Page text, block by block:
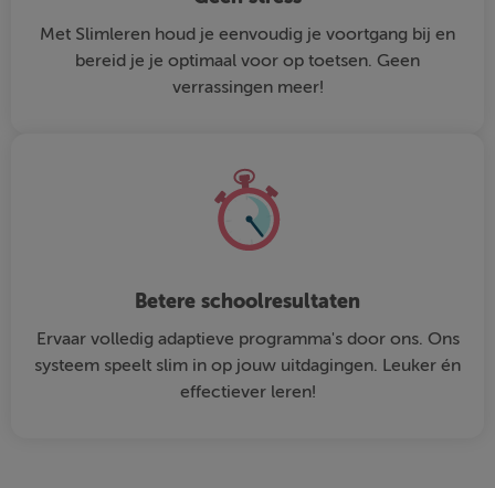
Met Slimleren houd je eenvoudig je voortgang bij en
bereid je je optimaal voor op toetsen. Geen
verrassingen meer!
Betere schoolresultaten
Ervaar volledig adaptieve programma's door ons. Ons
systeem speelt slim in op jouw uitdagingen. Leuker én
effectiever leren!